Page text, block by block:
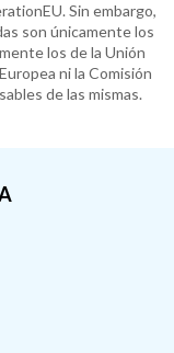
Sin embargo,
son únicamente los
los de la Unión
ni la Comisión
de las mismas.